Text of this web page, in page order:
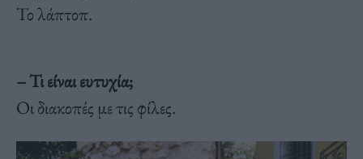
Το λάπτοπ.
– Τι είναι ευτυχία;
Οι διακοπές με τις φίλες.